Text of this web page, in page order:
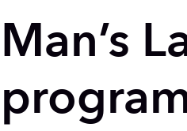
Man’s